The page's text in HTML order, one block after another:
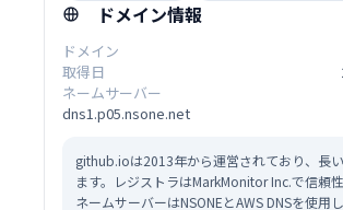
ドメイン情報
ドメイン
取得日
ネームサーバー
dns1.p05.nsone.net
github.ioは2013年から運営されており、長
ます。レジストラはMarkMonitor Inc.で信頼性
ネームサーバーはNSONEとAWS DNSを使用